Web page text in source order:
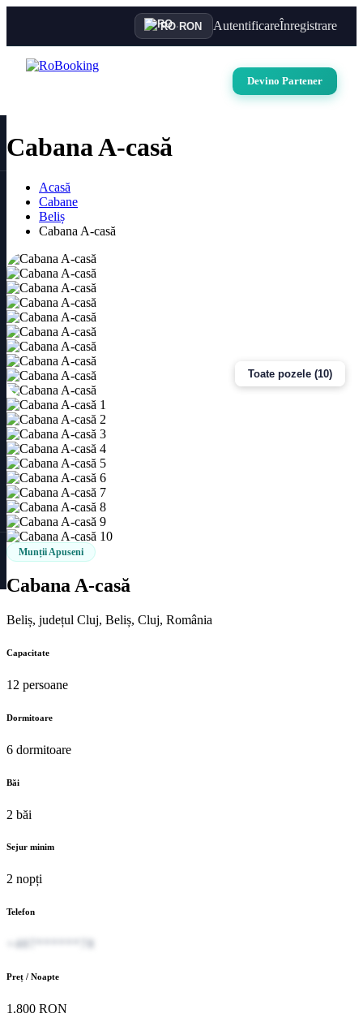
RO·RON AutentificareÎnregistrare
Devino Partener
Cabana A-casă
Acasă
Cabane
Beliș
Cabana A-casă
Toate pozele (10)
Munții Apuseni
Cabana A-casă
Beliș, județul Cluj, Beliș, Cluj, România
Capacitate
12 persoane
Dormitoare
6 dormitoare
Băi
2 băi
Sejur minim
2 nopți
Telefon
+407******78
Preț / Noapte
1.800 RON